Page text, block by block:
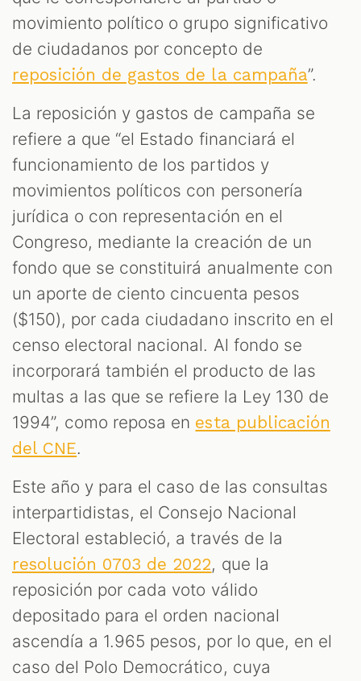
movimiento político o grupo significativo
de ciudadanos por concepto de
reposición de gastos de la campaña”.
La reposición y gastos de campaña se
refiere a que “el Estado financiará el
funcionamiento de los partidos y
movimientos políticos con personería
jurídica o con representación en el
Congreso, mediante la creación de un
fondo que se constituirá anualmente con
un aporte de ciento cincuenta pesos
($150), por cada ciudadano inscrito en el
censo electoral nacional. Al fondo se
incorporará también el producto de las
multas a las que se refiere la Ley 130 de
1994”, como reposa en esta publicación
del CNE.
Este año y para el caso de las consultas
interpartidistas, el Consejo Nacional
Electoral estableció, a través de la
resolución 0703 de 2022, que la
reposición por cada voto válido
depositado para el orden nacional
ascendía a 1.965 pesos, por lo que, en el
caso del Polo Democrático, cuya